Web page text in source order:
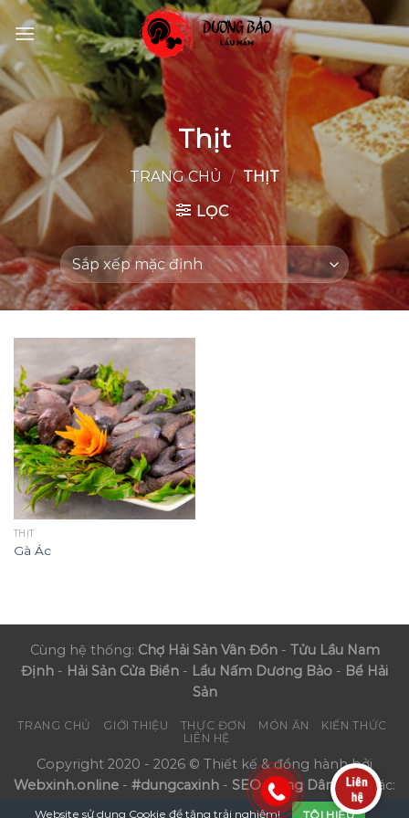
Skip
to
content
Thịt
TRANG CHỦ / THỊT
LỌC
THỊT
Gà Ác
Cùng hệ thống: Chợ Hải Sản Vân Đồn- Tửu Lầu Nam
Định - Hải Sản Cửa Biển - Lẩu Nấm Dương Bảo - Bể Hải
Sản
TRANG CHỦ GIỚI THIỆU THỰC ĐƠN MÓN ĂN
KIẾN THỨC
LIÊN HỆ
Copyright 2020 - 2026 © Thiết kế & đồng hành bởi
Webxinh.online - #dungcaxinh - SEO Nông Dân- Đối tác:
Phúc Mãn Lầu
Website sử dụng Cookie để tăng trải nghiệm! TÔI HIỂU